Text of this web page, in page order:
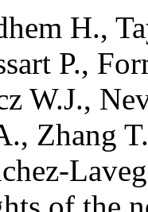
H.,
P.,
W.J.,
, Zhang